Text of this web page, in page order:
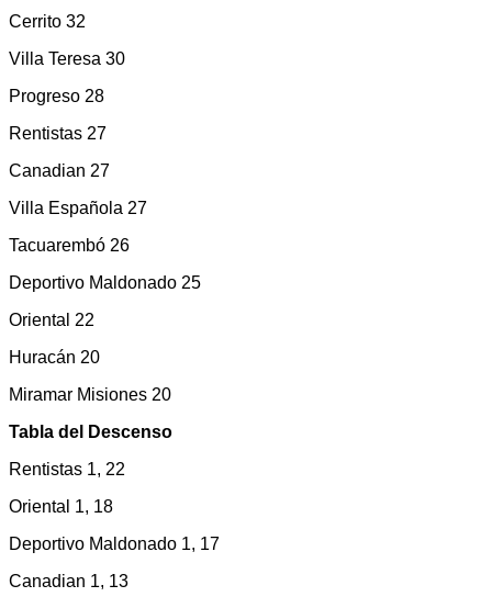
Cerrito 32
Villa Teresa 30
Progreso 28
Rentistas 27
Canadian 27
Villa Española 27
Tacuarembó 26
Deportivo Maldonado 25
Oriental 22
Huracán 20
Miramar Misiones 20
Tabla del Descenso
Rentistas 1, 22
Oriental 1, 18
Deportivo Maldonado 1, 17
Canadian 1, 13